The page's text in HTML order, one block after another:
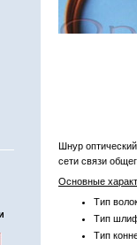
Шнур
сети связи
Основные
Тип
Тип
Тип